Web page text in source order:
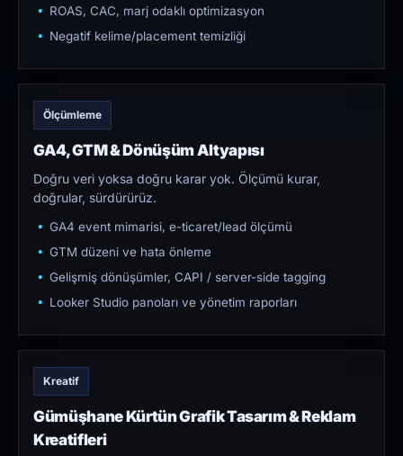
ROAS, CAC, marj odaklı optimizasyon
Negatif kelime/placement temizliği
Ölçümleme
GA4, GTM & Dönüşüm Altyapısı
Doğru veri yoksa doğru karar yok. Ölçümü kurar,
doğrular, sürdürürüz.
GA4 event mimarisi, e-ticaret/lead ölçümü
GTM düzeni ve hata önleme
Gelişmiş dönüşümler, CAPI / server-side tagging
Looker Studio panoları ve yönetim raporları
Kreatif
Gümüşhane Kürtün Grafik Tasarım & Reklam
Kreatifleri